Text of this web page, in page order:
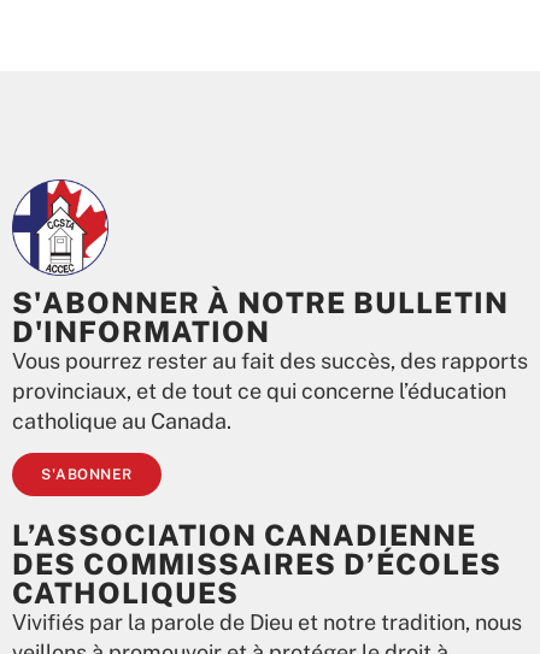
S'ABONNER À NOTRE BULLETIN
D'INFORMATION
Vous pourrez rester au fait des succès, des rapports
provinciaux, et de tout ce qui concerne l’éducation
catholique au Canada.
S'ABONNER
L’ASSOCIATION CANADIENNE
DES COMMISSAIRES D’ÉCOLES
CATHOLIQUES
Vivifiés par la parole de Dieu et notre tradition, nous